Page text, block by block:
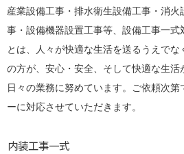
産業設備工事・排水衛生設備工事・消
事・設備機器設置工事等、設備工事一
とは、人々が快適な生活を送るうえでな
の方が、安心・安全、そして快適な生活
日々の業務に努めています。ご依頼次第
ーに対応させていただきます。
内装工事一式